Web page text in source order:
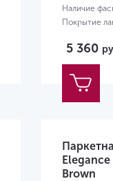
Наличие
Покрытие
5 360
Brown